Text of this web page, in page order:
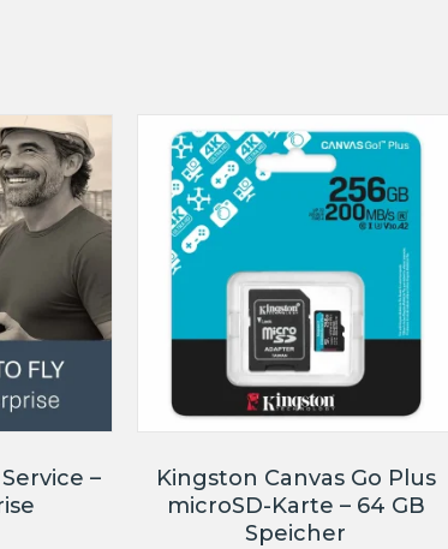
–
Kingston Canvas Go Plus
microSD-Karte – 64 GB
Speicher